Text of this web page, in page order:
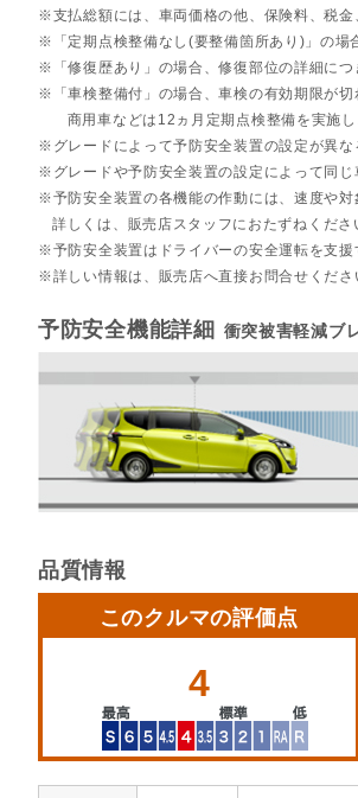
支払総額には、車両価格の他、保険料、税
「定期点検整備なし(要整備箇所あり)」の
「修復歴あり」の場合、修復部位の詳細に
「車検整備付」の場合、車検の有効期限が
商用車などは12ヵ月定期点検整備を実施
グレードによって予防安全装置の設定が異な
グレードや予防安全装置の設定によって同
予防安全装置の各機能の作動には、速度や
詳しくは、販売店スタッフにおたずねくださ
予防安全装置はドライバーの安全運転を支
詳しい情報は、販売店へ直接お問合せくださ
予防安全機能詳細 衝突被害軽減ブ
品質情報
このクルマの評価点
4